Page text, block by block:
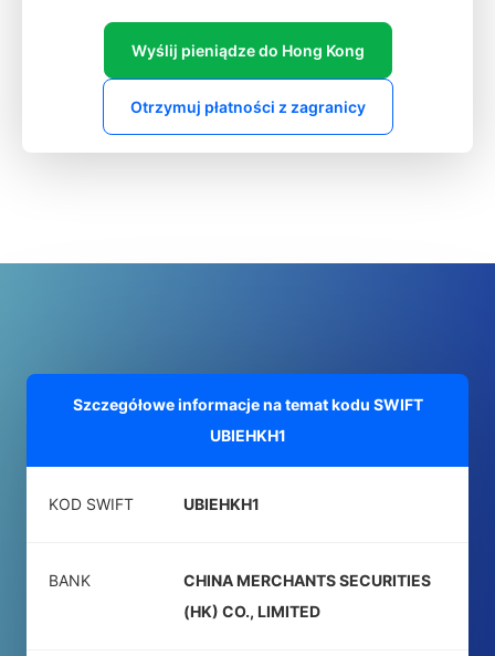
Wyślij pieniądze do Hong Kong
Otrzymuj płatności z zagranicy
Szczegółowe informacje na temat kodu SWIFT
UBIEHKH1
KOD SWIFT UBIEHKH1
BANK
CHINA MERCHANTS SECURITIES
(HK) CO., LIMITED